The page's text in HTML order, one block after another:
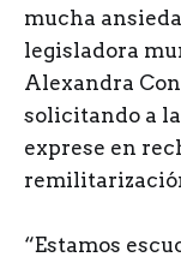
mucha
legisladora
Alexandra
solicitando a
exprese en
“Estamos